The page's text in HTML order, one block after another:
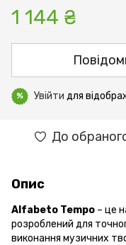
1 144 ₴
% Увійти для
До
Опис
Alfabeto Tempo – це
розроблений для
виконання музичних